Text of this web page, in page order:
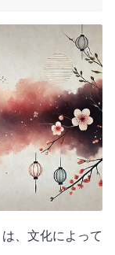
、文化によって